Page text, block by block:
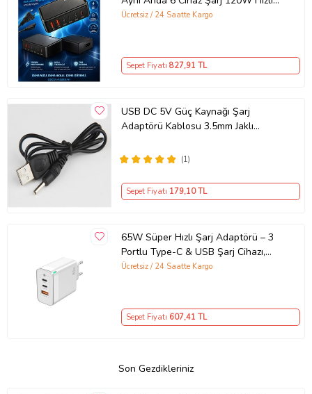
Şarj İstasyonu Çoklu USB & Type-C
Ücretsiz / 24 Saatte Kargo
Sepet Fiyatı 827,91 TL
USB DC 5V Güç Kaynağı Şarj
Adaptörü Kablosu 3.5mm Jaklı
(1)
Sepet Fiyatı 179,10 TL
65W Süper Hızlı Şarj Adaptörü – 3
Portlu Type-C & USB Şarj Cihazı,
GaN Teknolojili 65W Hızlı Şarj Cihazı
Adaptörü – Type-C ve USB Çıkışlı,
Evrensel 65W Duvar Tipi Şarj
Ücretsiz / 24 Saatte Kargo
Sepet Fiyatı 607,41 TL
Son Gezdikleriniz